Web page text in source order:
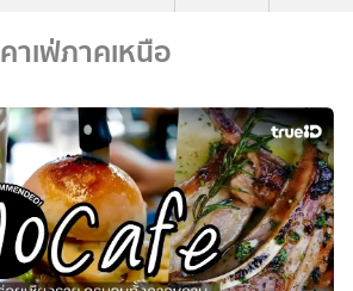
คาเฟ่ภาคเหนือ